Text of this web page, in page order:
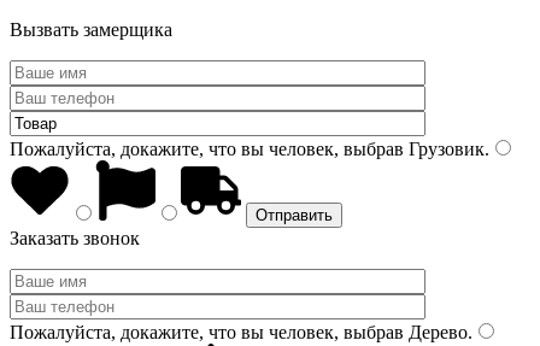
Вызвать замерщика
Пожалуйста, докажите, что вы человек, выбрав Грузовик.
Заказать звонок
Пожалуйста, докажите, что вы человек, выбрав Дерево.